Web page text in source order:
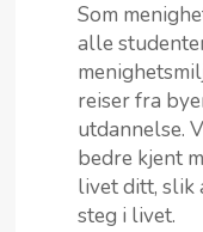
TALER
KALENDER
MENIGHETER
KONTAKT OSS
Som
alle
reiser fra
utdannelse.
bedre kjent
livet ditt, slik
steg i livet.